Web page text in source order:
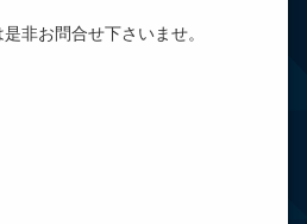
非お問合せ下さいませ。